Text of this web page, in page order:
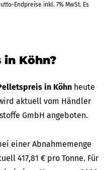
inkl. 7% MwSt. Es
in Köhn?
in Köhn heute
aktuell vom Händler
GmbH angeboten.
einer Abnahmemenge
417,81 € pro Tonne. Für